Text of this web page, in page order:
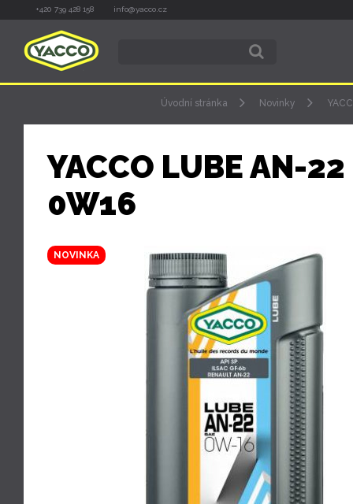
+420 739 428 158 info@yacco.cz
YACCO LUBE AN-22
0W16
Úvodní stránka Novinky
NOVINKA